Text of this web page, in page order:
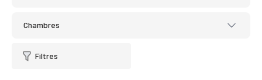
Chambres
Filtres